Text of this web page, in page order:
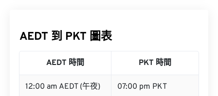
AEDT 到 PKT 圖表
AEDT 時間 PKT 時間
12:00 am AEDT (午夜) 07:00 pm PKT